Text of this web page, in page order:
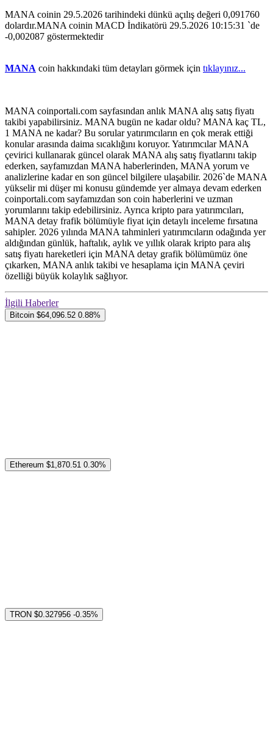
MANA coinin 29.5.2026 tarihindeki dünkü açılış değeri 0,091760
dolardır.MANA coinin MACD İndikatörü 29.5.2026 10:15:31 `de
-0,002087 göstermektedir
MANA coin hakkındaki tüm detayları görmek için tıklayınız...
MANA coinportali.com sayfasından anlık MANA alış satış fiyatı
takibi yapabilirsiniz. MANA bugün ne kadar oldu? MANA kaç TL,
1 MANA ne kadar? Bu sorular yatırımcıların en çok merak ettiği
konular arasında daima sıcaklığını koruyor. Yatırımcılar MANA
çevirici kullanarak güncel olarak MANA alış satış fiyatlarını takip
ederken, sayfamızdan MANA haberlerinden, MANA yorum ve
analizlerine kadar en son güncel bilgilere ulaşabilir. 2026`de MANA
yükselir mi düşer mi konusu gündemde yer almaya devam ederken
coinportali.com sayfamızdan son coin haberlerini ve uzman
yorumlarını takip edebilirsiniz. Ayrıca kripto para yatırımcıları,
MANA detay frafik bölümüyle fiyat için detaylı inceleme fırsatına
sahipler. 2026 yılında MANA tahminleri yatırımcıların odağında yer
aldığından günlük, haftalık, aylık ve yıllık olarak kripto para alış
satış fiyatı hareketleri için MANA detay grafik bölümümüz öne
çıkarken, MANA anlık takibi ve hesaplama için MANA çeviri
özelliği büyük kolaylık sağlıyor.
İlgili Haberler
Bitcoin $64,096.52 0.88%
Ethereum $1,870.51 0.30%
TRON $0.327956 -0.35%